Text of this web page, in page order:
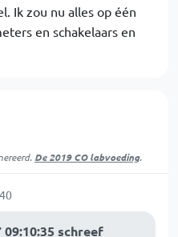
Ik zou nu alles op één
en schakelaars en
De 2019 CO labvoeding.
schreef